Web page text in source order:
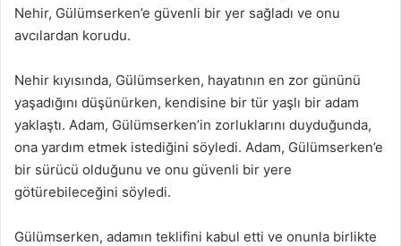
Nehir, Gülümserken’e güvenli bir yer sağladı ve onu
avcılardan korudu.
Nehir kıyısında, Gülümserken, hayatının en zor gününü
yaşadığını düşünürken, kendisine bir tür yaşlı bir adam
yaklaştı. Adam, Gülümserken’in zorluklarını duyduğunda,
ona yardım etmek istediğini söyledi. Adam, Gülümserken’e
bir sürücü olduğunu ve onu güvenli bir yere
götürebileceğini söyledi.
Gülümserken, adamın teklifini kabul etti ve onunla birlikte